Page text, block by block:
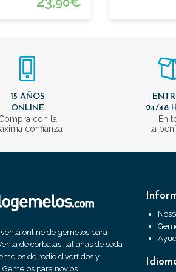
15 AÑOS
ONLINE
con la
confianza
24/48
En
la
online de gemelos para
de corbatas italianas de seda
de rodio divertidos y
para novios.